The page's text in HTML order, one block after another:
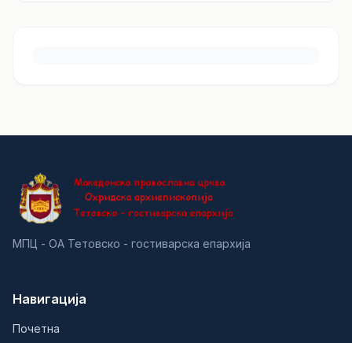
МПЦ - ОА Тетовско - гостиварска епархија
Навигација
Почетна